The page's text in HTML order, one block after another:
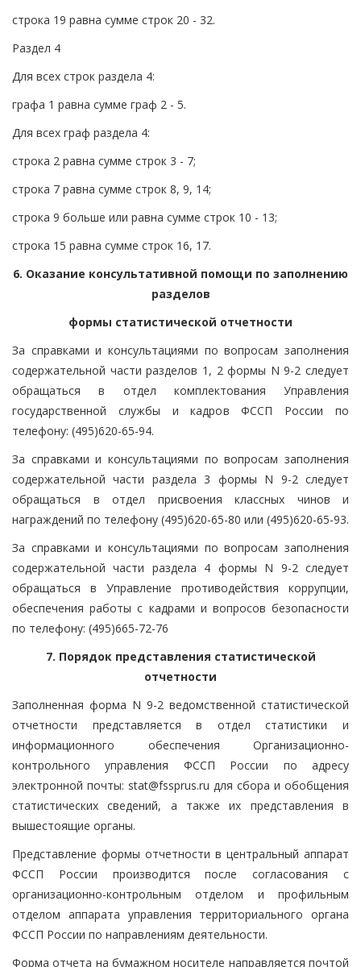
строка 19 равна сумме строк 20 - 32.
Раздел 4
Для всех строк раздела 4:
графа 1 равна сумме граф 2 - 5.
Для всех граф раздела 4:
строка 2 равна сумме строк 3 - 7;
строка 7 равна сумме строк 8, 9, 14;
строка 9 больше или равна сумме строк 10 - 13;
строка 15 равна сумме строк 16, 17.
6. Оказание консультативной помощи по заполнению
разделов
формы статистической отчетности
За справками и консультациями по вопросам заполнения
содержательной части разделов 1, 2 формы N 9-2 следует
обращаться в отдел комплектования Управления
государственной службы и кадров ФССП России по
телефону: (495)620-65-94.
За справками и консультациями по вопросам заполнения
содержательной части раздела 3 формы N 9-2 следует
обращаться в отдел присвоения классных чинов и
награждений по телефону (495)620-65-80 или (495)620-65-93.
За справками и консультациями по вопросам заполнения
содержательной части раздела 4 формы N 9-2 следует
обращаться в Управление противодействия коррупции,
обеспечения работы с кадрами и вопросов безопасности
по телефону: (495)665-72-76
7. Порядок представления статистической
отчетности
Заполненная форма N 9-2 ведомственной статистической
отчетности представляется в отдел статистики и
информационного обеспечения Организационно-
контрольного управления ФССП России по адресу
электронной почты: stat@fssprus.ru для сбора и обобщения
статистических сведений, а также их представления в
вышестоящие органы.
Представление формы отчетности в центральный аппарат
ФССП России производится после согласования с
организационно-контрольным отделом и профильным
отделом аппарата управления территориального органа
ФССП России по направлениям деятельности.
Форма отчета на бумажном носителе направляется почтой